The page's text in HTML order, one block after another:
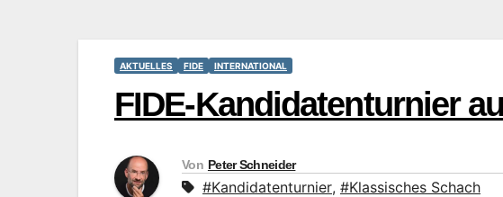
AKTUELLES FIDE INTERNATIONAL
FIDE-Kandidatenturnier
Von Peter Schneider
#Kandidatenturnier, #Klassisches Schach